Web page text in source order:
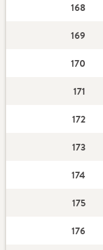
168
169
170
171
172
173
174
175
176